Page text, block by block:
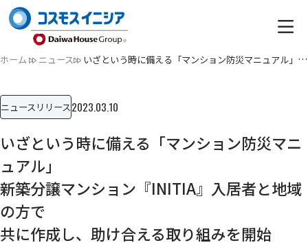
ホーム ニュース いざという時に備える「マンション防災マニュアル」新築分譲マ…
ニュースリリース2023.03.10
いざという時に備える「マンション防災マニ
ュアル」
新築分譲マンション『INITIA』入居者と地域
の方で
共に作成し、助け合える取り組みを開始